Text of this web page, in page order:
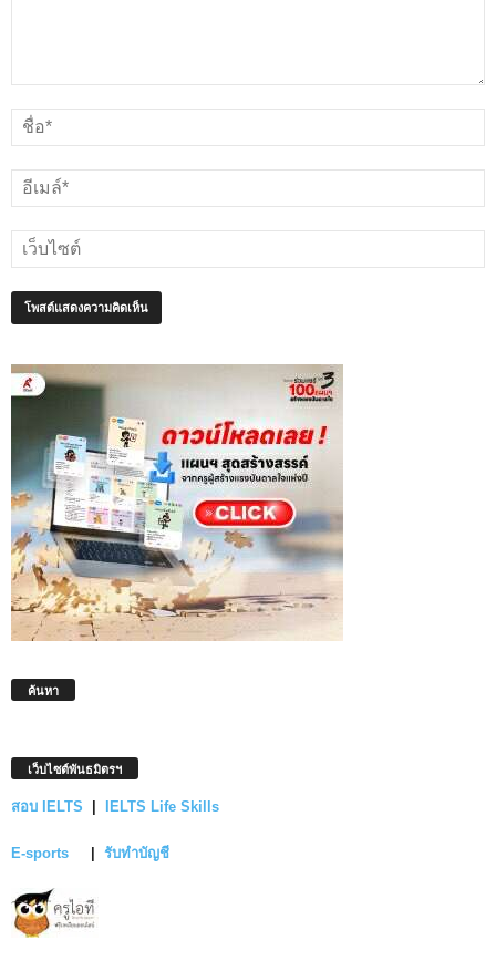
ค้นหา
เว็บไซต์พันธมิตรฯ
สอบ IELTS | IELTS Life Skills
E-sports | รับทำบัญชี